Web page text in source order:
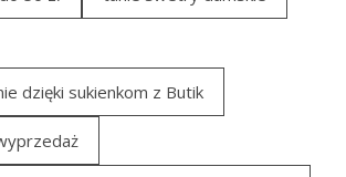
dzięki sukienkom z Butik